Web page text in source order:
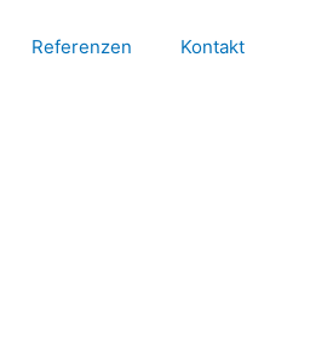
Referenzen Kontakt